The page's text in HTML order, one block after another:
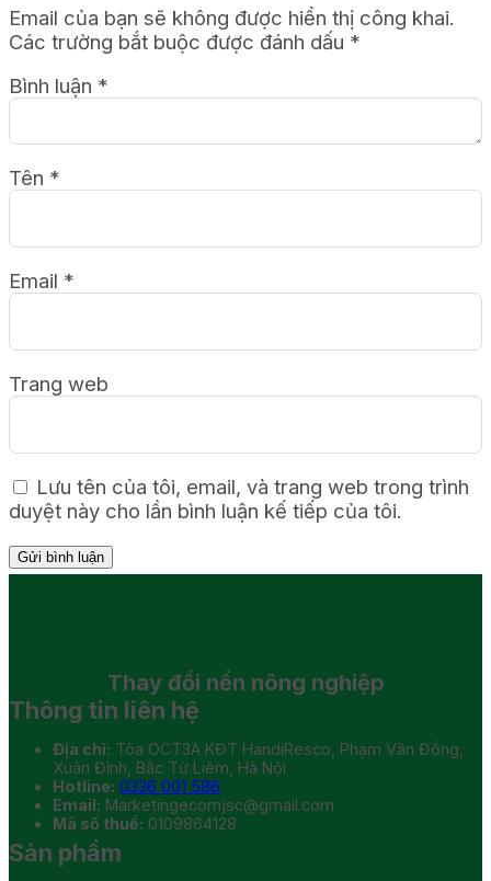
Email của bạn sẽ không được hiển thị công khai.
Các trường bắt buộc được đánh dấu *
Bình luận *
Tên *
Email *
Trang web
Lưu tên của tôi, email, và trang web trong trình
duyệt này cho lần bình luận kế tiếp của tôi.
Thay đổi nền nông nghiệp
Thông tin liên hệ
Địa chỉ: Tòa OCT3A KĐT HandiResco, Phạm Văn Đồng,
Xuân Đỉnh, Bắc Từ Liêm, Hà Nội
Hotline: 0336 001 586
Email: Marketingecomjsc@gmail.com
Mã số thuế: 0109864128
Sản phẩm